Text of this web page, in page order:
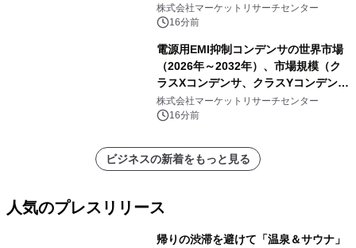
ンルーター）・分析レポートを発表
株式会社マーケットリサーチセンター
16分前
電源用EMI抑制コンデンサの世界市場
（2026年～2032年）、市場規模（ク
ラスXコンデンサ、クラスYコンデン
サ）・分析レポートを発表
株式会社マーケットリサーチセンター
16分前
ビジネスの新着をもっと見る
人気のプレスリリース
帰りの渋滞を避けて「温泉＆サウナ」